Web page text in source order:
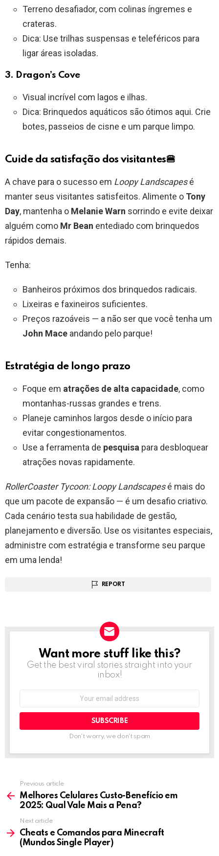
Terreno desafiador, com colinas íngremes e
crateras.
Dica: Use trilhas suspensas e teleféricos para
ligar áreas isoladas.
3. Dragon’s Cove
Visual incrível com lagos e ilhas.
Dica: Brinquedos aquáticos são ótimos aqui. Crie
botes, passeios de cisne e um parque limpo.
Cuide da satisfação dos visitantes🍔
A chave para o sucesso em Loopy Landscapesé
manter seus visitantes satisfeitos. Alimente o Tony
Day, mantenha o Melanie Warn sorrindo e evite deixar
alguém como Mr Bean entediado com brinquedos
rápidos demais.
Tenha:
Banheiros próximos dos brinquedos radicais.
Lixeiras e faxineiros suficientes.
Preços razoáveis — a não ser que você tenha um
John Mace andando pelo parque!
Estratégia de longo prazo
Foque em atrações de alta capacidade, como
montanhas-russas grandes e trens.
Planeje caminhos largos desde o início para
evitar congestionamentos.
Use a ferramenta de pesquisa para desbloquear
atrações novas rapidamente.
RollerCoaster Tycoon: Loopy Landscapesé mais do
que um pacote de expansão — é um desafio criativo.
Cada cenário testa sua habilidade de gestão,
planejamento e diversão. Use os visitantes especiais,
administre com estratégia e transforme seu parque
em uma lenda!
REPORT
NEWSLETTER
Want more stuff like this?
Get the best viral stories straight into your
inbox!
Don't worry, we don't spam
more
Previous article
Melhores Celulares Custo-Benefício em
2025: Qual Vale Mais a Pena?
Next article
Cheats e Comandos para Minecraft
(Mundos Single Player)